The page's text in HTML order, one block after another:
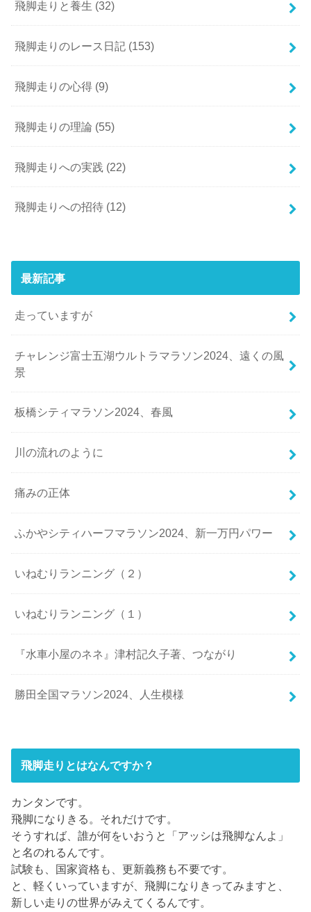
飛脚走りと養生 (32)
飛脚走りのレース日記 (153)
飛脚走りの心得 (9)
飛脚走りの理論 (55)
飛脚走りへの実践 (22)
飛脚走りへの招待 (12)
最新記事
走っていますが
チャレンジ富士五湖ウルトラマラソン2024、遠くの風
景
板橋シティマラソン2024、春風
川の流れのように
痛みの正体
ふかやシティハーフマラソン2024、新一万円パワー
いねむりランニング（２）
いねむりランニング（１）
『水車小屋のネネ』津村記久子著、つながり
勝田全国マラソン2024、人生模様
飛脚走りとはなんですか？
カンタンです。
飛脚になりきる。それだけです。
そうすれば、誰が何をいおうと「アッシは飛脚なんよ」
と名のれるんです。
試験も、国家資格も、更新義務も不要です。
と、軽くいっていますが、飛脚になりきってみますと、
新しい走りの世界がみえてくるんです。